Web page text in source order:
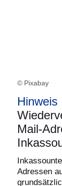
© Pixabay
Hinweis
Mail-
Adressen